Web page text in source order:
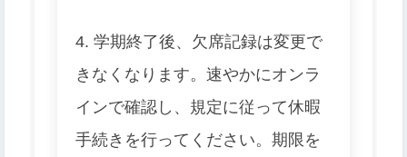
4. 学期終了後、欠席記録は変更で
きなくなります。速やかにオンラ
インで確認し、規定に従って休暇
手続きを行ってください。期限を